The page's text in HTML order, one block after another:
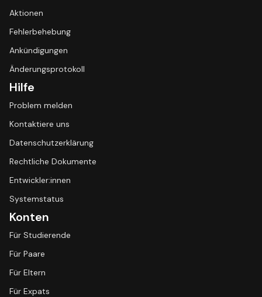
Aktionen
Fehlerbehebung
Ankündigungen
Änderungsprotokoll
Hilfe
Problem melden
Kontaktiere uns
Datenschutzerklärung
Rechtliche Dokumente
Entwickler:innen
Systemstatus
Konten
Für Studierende
Für Paare
Für Eltern
Für Expats